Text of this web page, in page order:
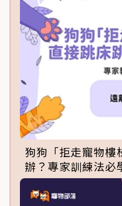
狗狗「拒走寵物樓
辦？專家訓練法必